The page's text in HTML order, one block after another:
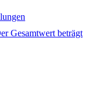
Gesamtwert beträgt